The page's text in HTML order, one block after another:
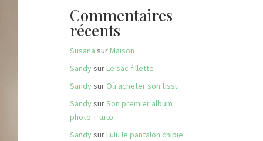
Commentaires
récents
Susana surMaison
SandysurLe sac fillette
Sandysur Où acheter son tissu
SandysurSon premier album
photo + tuto
SandysurLulu le pantalon chipie